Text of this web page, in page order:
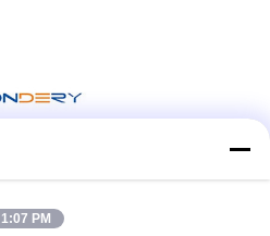
1:07 PM